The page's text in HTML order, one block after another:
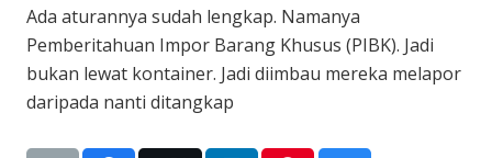
Ada aturannya sudah lengkap. Namanya
Pemberitahuan Impor Barang Khusus (PIBK). Jadi
bukan lewat kontainer. Jadi diimbau mereka melapor
daripada nanti ditangkap